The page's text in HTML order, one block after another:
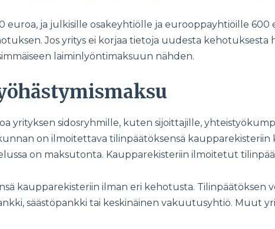
ja julkisille osakeyhtiölle ja eurooppayhtiöille 600
Jos yritys ei korjaa tietoja uudesta
laiminlyöntimaksuun nähden.
yrityksen sidosryhmille, kuten sijoittajille,
on ilmoitettava tilinpäätöksensä
on maksutonta. Kaupparekisteriin ilmoitetut
kaupparekisteriin ilman eri kehotusta.
säästöpankki tai keskinäinen vakuutusyhtiö. Muut